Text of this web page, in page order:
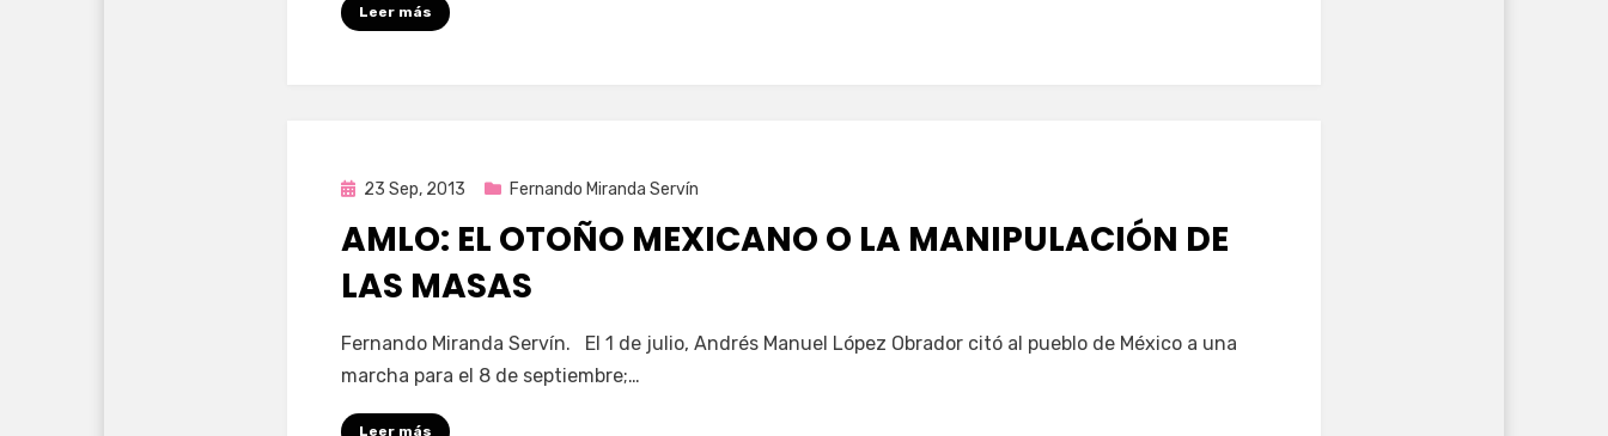
Leer más
Publicada
23 Sep, 2013 Fernando Miranda Servín
AMLO: EL OTOÑO MEXICANO O LA MANIPULACIÓN DE
LAS MASAS
porEnrique
Fernando Miranda Servín. El 1 de julio, Andrés Manuel López Obrador citó al pueblo de México a una
marcha para el 8 de septiembre;…
Leer más